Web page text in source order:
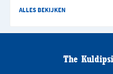
ALLES BEKIJKEN
The